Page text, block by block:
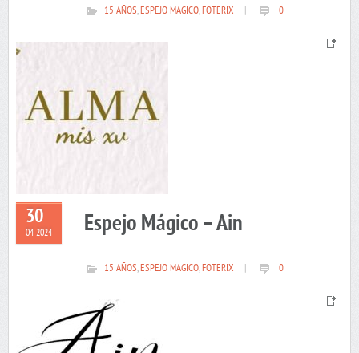
15 AÑOS,ESPEJO MAGICO,FOTERIX 0
30
04 2024 Espejo Mágico – Ain
15 AÑOS,ESPEJO MAGICO,FOTERIX 0